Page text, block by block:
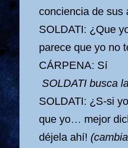
conciencia de sus
SOLDATI: ¿Que
parece que yo no
CÁRPENA: Sí
SOLDATI busca
SOLDATI: ¿S-si
que yo… mejor
déjela ahí!